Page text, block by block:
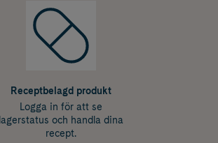
Receptbelagd produkt
Logga in för att se
lagerstatus och handla dina
recept.